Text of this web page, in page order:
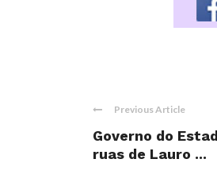
Previous Article
Governo do
ruas de Lauro ...